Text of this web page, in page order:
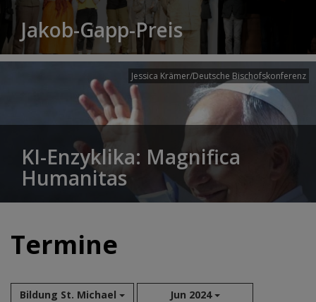
Jakob-Gapp-Preis
Jessica Krämer/Deutsche Bischofskonferenz
KI-Enzyklika: Magnifica
Humanitas
Termine
Bildung St. Michael Jun 2024